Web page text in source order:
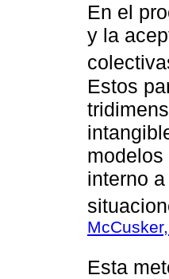
En el
y la
Estos
interno
Esta